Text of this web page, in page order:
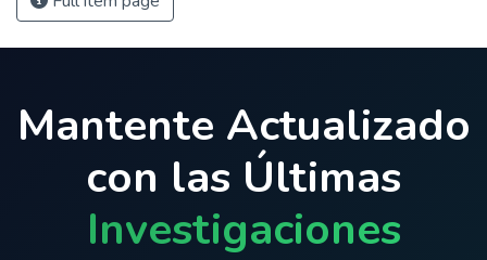
Mantente Actualizado
con las Últimas
Investigaciones